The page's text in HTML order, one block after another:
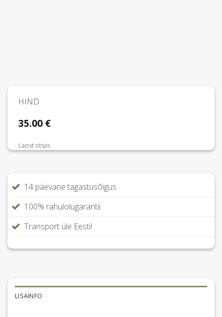
HIND
35.00 €
Laost otsas
14 päevane tagastusõigus
100% rahulolugarantii
Transport üle Eesti!
LISAINFO